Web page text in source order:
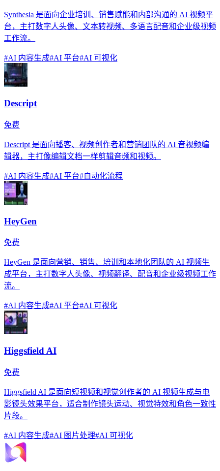
Synthesia 是面向企业培训、销售赋能和内部沟通的 AI 视频平
台，主打数字人头像、文本转视频、多语言配音和企业级视频
工作流。
#AI 内容生成#AI 平台#AI 可视化
Descript
免费
Descript 是面向播客、视频创作者和营销团队的 AI 音视频编
辑器，主打像编辑文档一样剪辑音频和视频。
#AI 内容生成#AI 平台#自动化流程
HeyGen
免费
HeyGen 是面向营销、销售、培训和本地化团队的 AI 视频生
成平台，主打数字人头像、视频翻译、配音和企业级视频工作
流。
#AI 内容生成#AI 平台#AI 可视化
Higgsfield AI
免费
Higgsfield AI 是面向短视频和视觉创作者的 AI 视频生成与电
影镜头效果平台，适合制作镜头运动、视觉特效和角色一致性
片段。
#AI 内容生成#AI 图片处理#AI 可视化